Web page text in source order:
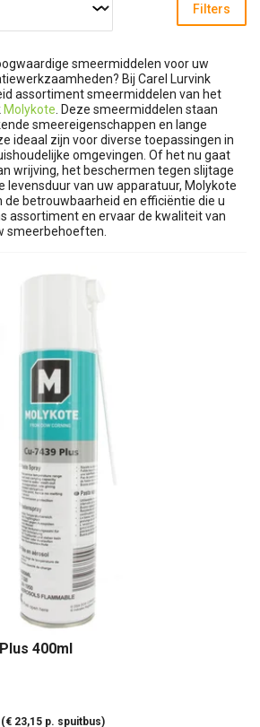
Filters
smeermiddelen voor uw
Bij Carel Lurvink
assortiment smeermiddelen van het
Molykote . Deze smeermiddelen staan
smeereigenschappen en lange
ideaal zijn voor diverse toepassingen in
omgevingen. Of het nu gaat
wrijving, het beschermen tegen slijtage
levensduur van uw apparatuur, Molykote
betrouwbaarheid en efficiëntie die u
assortiment en ervaar de kwaliteit van
smeerbehoeften.
400ml
23,15 p. spuitbus)